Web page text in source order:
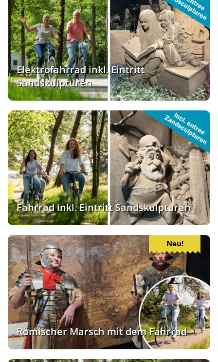
Elektrofahrrad inkl. Eintritt
Sandskulpturen
Fahrrad inkl. Eintritt Sandskulpturen
Neu!
Römischer Marsch mit dem Fahrrad